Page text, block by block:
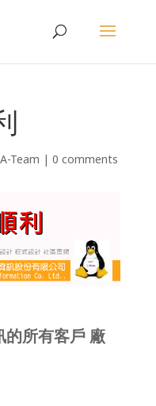
A-Team | 0 comments
所有客戶 廠